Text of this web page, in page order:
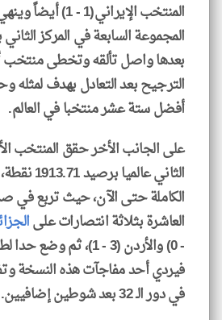
المنتخب الإيراني(1 -
بعدها واصل تألقه وتخطى منتخب
الترجيح بعد التعادل بهدف لمثله
أفضل ستة عشر منتخبا في العالم.
على الجانب الأخر حقق المنتخب
الثاني
الكاملة حتى الآن، حيث تربع في
العاشرة بثلاثة انتصارات على
- 0) والأردن (3 - 1)،
في دور الـ 32 بعد شوطين إضافيين.